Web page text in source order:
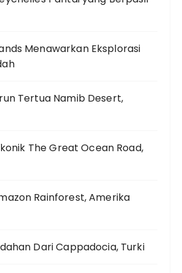
Menawarkan Eksplorasi
Tertua Namib Desert,
The Great Ocean Road,
Rainforest, Amerika
Dari Cappadocia, Turki